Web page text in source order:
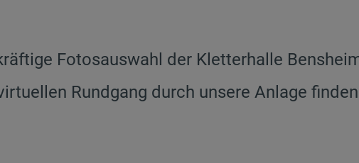
Fotosauswahl der Kletterhalle
Rundgang durch unsere Anlage